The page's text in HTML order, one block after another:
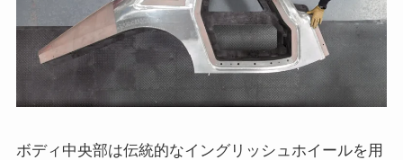
ボディ中央部は伝統的なイングリッシュホイールを用